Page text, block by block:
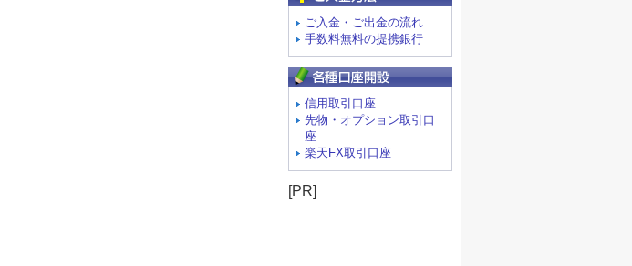
ご入金・ご出金の流れ
手数料無料の提携銀行
信用取引口座
先物・オプション取引口
座
楽天FX取引口座
[PR]